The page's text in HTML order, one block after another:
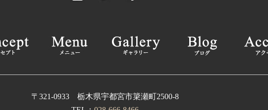
2025年4月
(2)
〒321-0933 栃木県宇都宮市簗瀬町2500-8